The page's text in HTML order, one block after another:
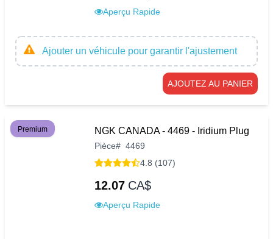
Aperçu Rapide
Ajouter un véhicule pour garantir l'ajustement
AJOUTEZ AU PANIER
Premium NGK CANADA - 4469 - Iridium Plug
Pièce# 4469
4.8 (107)
12.07 CA$
Aperçu Rapide